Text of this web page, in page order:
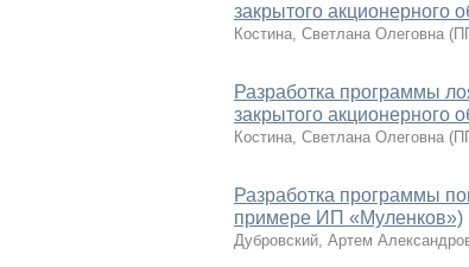
закрытого
Костина, Светлана Олеговна (
Разработка программы
закрытого
Костина, Светлана Олеговна (
Разработка программы
примере ИП «Муленков»)
Дубровский, Артем